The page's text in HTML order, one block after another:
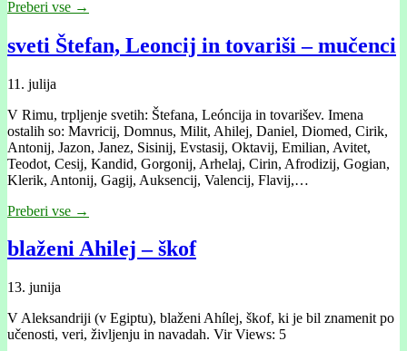
Preberi vse →
sveti Štefan, Leoncij in tovariši – mučenci
11. julija
V Rimu, trpljenje svetih: Štefana, Leóncija in tovarišev. Imena
ostalih so: Mavricij, Domnus, Milit, Ahilej, Daniel, Diomed, Cirik,
Antonij, Jazon, Janez, Sisinij, Evstasij, Oktavij, Emilian, Avitet,
Teodot, Cesij, Kandid, Gorgonij, Arhelaj, Cirin, Afrodizij, Gogian,
Klerik, Antonij, Gagij, Auksencij, Valencij, Flavij,…
Preberi vse →
blaženi Ahilej – škof
13. junija
V Aleksandriji (v Egiptu), blaženi Ahílej, škof, ki je bil znamenit po
učenosti, veri, življenju in navadah. Vir Views: 5